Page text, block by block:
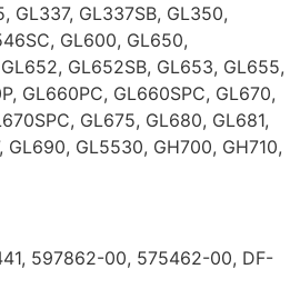
GL337, GL337SB, GL350,
GL600, GL650,
GL652SB, GL653, GL655,
GL660PC, GL660SPC, GL670,
GL675, GL680, GL681,
GL690, GL5530, GH700, GH710,
597862-00, 575462-00, DF-